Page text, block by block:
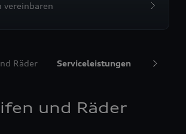
vereinbaren
Räder Serviceleistungen
und Räder